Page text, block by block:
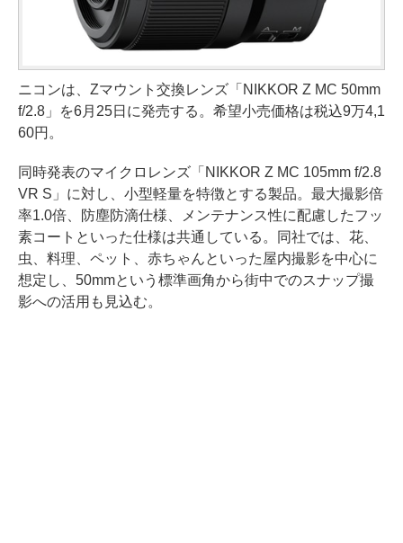
ニコンは、Zマウント交換レンズ「NIKKOR Z MC 50mm
f/2.8」を6月25日に発売する。希望小売価格は税込9万4,1
60円。
同時発表のマイクロレンズ「NIKKOR Z MC 105mm f/2.8
VR S」に対し、小型軽量を特徴とする製品。最大撮影倍
率1.0倍、防塵防滴仕様、メンテナンス性に配慮したフッ
素コートといった仕様は共通している。同社では、花、
虫、料理、ペット、赤ちゃんといった屋内撮影を中心に
想定し、50mmという標準画角から街中でのスナップ撮
影への活用も見込む。